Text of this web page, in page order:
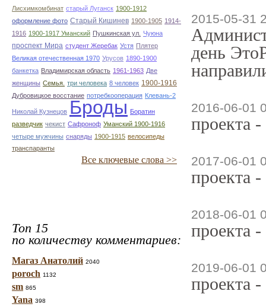
Лисхимкомбинат старый Луганск 1900-1912
оформление фото Старый Кишинев 1900-1905 1914-
1916 1900-1917 Уманский Пушкинская ул. Чуюна
проспект Мира студент Жеребак Устя Плятер
Великая отечественная 1970 Урусов 1890-1900
банкетка Владимирская область 1961-1963 Две
женщины Семья. три человека 8 человек 1900-1916
Дубровицкое восстание потребкооперация Клевань-2
Николай Кузнецов Броды Боратин
разведчик чекист Сафроноф Уманский 1900-1916
четыре мужчины снаряды 1900-1915 велосипеды
транспаранты
Все ключевые слова >>
Топ 15
по количеству комментариев:
Магаз Анатолий 2040
poroch 1132
sm 865
Yana 398
2015-05-31
день
2016-06-01
проекта
2017-06-01
проекта
2018-06-01
проекта
2019-06-01
проекта